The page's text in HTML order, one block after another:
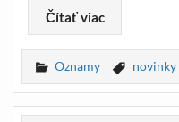
Čítať viac
Oznamy novinky